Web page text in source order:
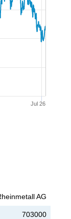
Jul 26
AG
703000